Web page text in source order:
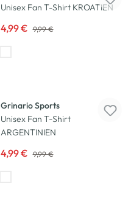
Unisex Fan T-Shirt KROATIEN
4,99 € 9,99 €
Grinario Sports
Unisex Fan T-Shirt
ARGENTINIEN
4,99 € 9,99 €